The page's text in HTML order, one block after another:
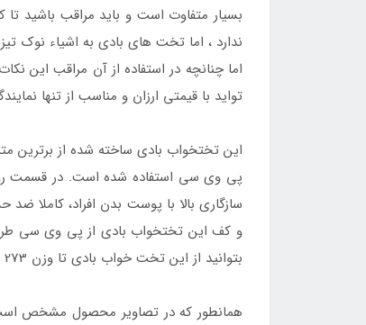
بسیار متفاوت است و باید مراقب باشید
ندارد ، اما تخت های بادی به اشیاء نوک
تواید با قیمتی ارزان و مناسب از تنها
این تختخواب بادی ساخته شده از برترین
پی وی سی استفاده شده است. در قسمت
سازگاری بالا با پوست بدن افراد، کاملا
و کف این تختخواب بادی از پی وی سی طرح
بتوانید از این تخت خواب بادی تا وزن 273 کیلو گرم با خیالی راحت استفاده کنید و بهترین عملکرد را شاهد باشید.
همانطور که در تصاویر محصول مشخص است